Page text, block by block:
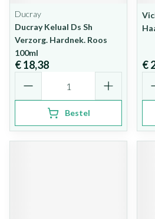
Ducray
Ducray Kelual Ds Sh
Verzorg. Hardnek. Roos
100ml
€ 18,38
Bestel
€